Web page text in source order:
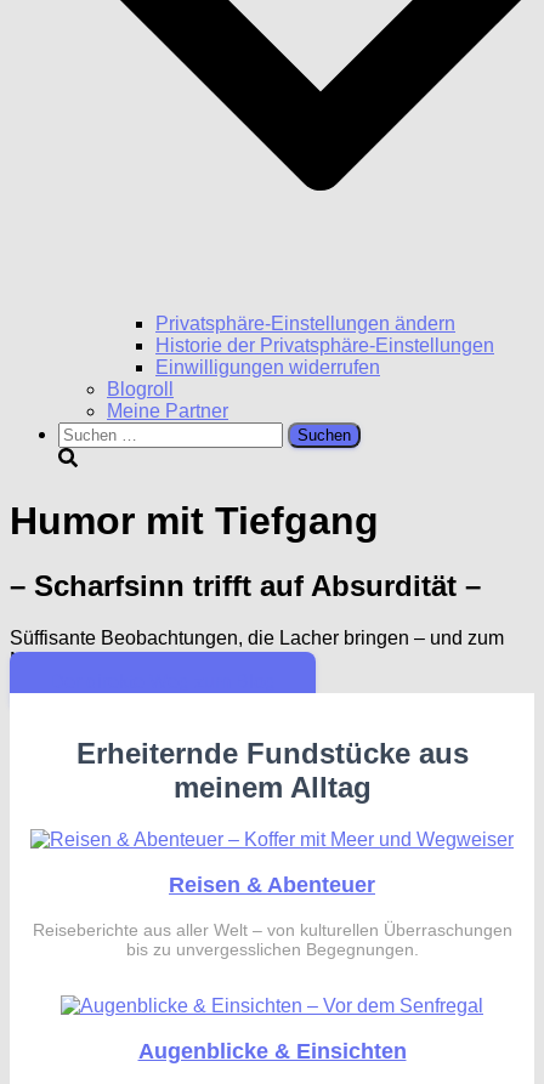
Privatsphäre-Einstellungen ändern
Historie der Privatsphäre-Einstellungen
Einwilligungen widerrufen
Blogroll
Meine Partner
Suchen
nach:
Humor mit Tiefgang
– Scharfsinn trifft auf Absurdität –
Süffisante Beobachtungen, die Lacher bringen – und zum
Nachdenken zwingen
Erheiternde Fundstücke aus
meinem Alltag
Reisen & Abenteuer
Reiseberichte aus aller Welt – von kulturellen Überraschungen
bis zu unvergesslichen Begegnungen.
Augenblicke & Einsichten